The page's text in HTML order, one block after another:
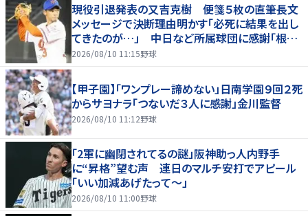
現役引退発表の又吉克樹 便箋５枚の直筆長文
メッセージで決断理由明かす「必死に結果を出し
てきたのが…」 中日など所属球団に感謝「根気
強く指導してもらった」
2026/08/10 11:15野球
【甲子園】「ワンプレー諦めない」日南学園９回２死
からサヨナラ「つないだ３人に感謝」金川監督
2026/08/10 11:12野球
「2軍に幽閉されてるの謎」阪神助っ人内野手
に“昇格”望む声 連日のマルチ安打でアピール
「いい加減あげたって〜」
2026/08/10 11:00野球